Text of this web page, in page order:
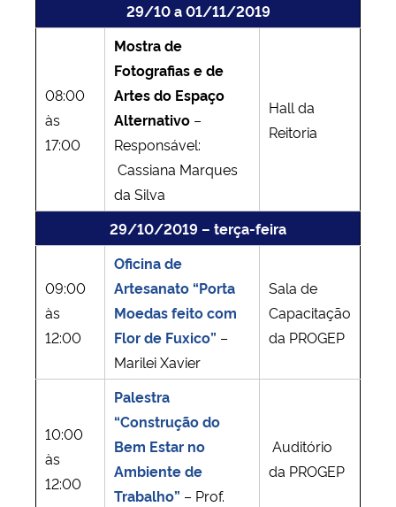
29/10 a 01/11/2019
08:00
às
17:00
Mostra de
Fotografias e de
Artes do Espaço
Alternativo –
Responsável:
Cassiana Marques
da Silva
Hall da
Reitoria
29/10/2019 – terça-feira
09:00
às
12:00
Oficina de
Artesanato “Porta
Moedas feito com
Flor de Fuxico” –
Marilei Xavier
Sala de
Capacitação
da PROGEP
10:00
às
12:00
Palestra
“Construção do
Bem Estar no
Ambiente de
Trabalho” – Prof.
Auditório
da PROGEP